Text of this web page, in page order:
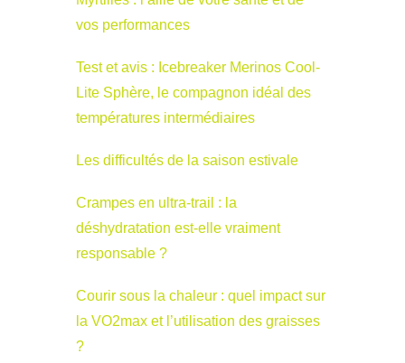
vos performances
Test et avis : Icebreaker Merinos Cool-
Lite Sphère, le compagnon idéal des
températures intermédiaires
Les difficultés de la saison estivale
Crampes en ultra-trail : la
déshydratation est-elle vraiment
responsable ?
Courir sous la chaleur : quel impact sur
la VO2max et l’utilisation des graisses
?